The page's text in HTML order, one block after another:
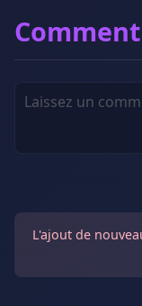
L'ajout de